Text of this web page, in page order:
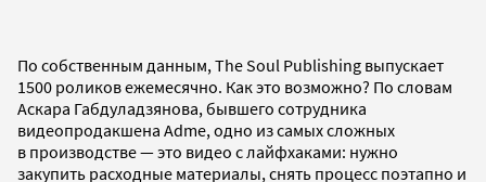
По собственным данным, The Soul Publishing выпускает
1500 роликов ежемесячно. Как это возможно? По словам
Аскара Габдуладзянова, бывшего сотрудника
видеопродакшена Adme, одно из самых сложных
в производстве — это видео с лайфхаками: нужно
закупить расходные материалы, снять процесс поэтапно и